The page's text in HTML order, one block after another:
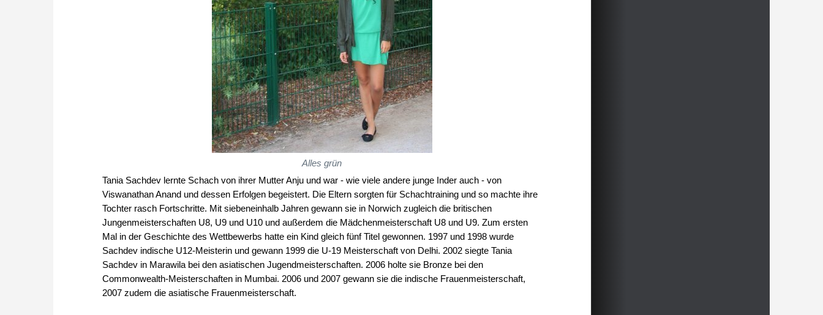
Alles grün
Tania Sachdev lernte Schach von ihrer Mutter Anju und war - wie viele andere junge Inder auch - von
Viswanathan Anand und dessen Erfolgen begeistert. Die Eltern sorgten für Schachtraining und so machte ihre
Tochter rasch Fortschritte. Mit siebeneinhalb Jahren gewann sie in Norwich zugleich die britischen
Jungenmeisterschaften U8, U9 und U10 und außerdem die Mädchenmeisterschaft U8 und U9. Zum ersten
Mal in der Geschichte des Wettbewerbs hatte ein Kind gleich fünf Titel gewonnen. 1997 und 1998 wurde
Sachdev indische U12-Meisterin und gewann 1999 die U-19 Meisterschaft von Delhi. 2002 siegte Tania
Sachdev in Marawila bei den asiatischen Jugendmeisterschaften. 2006 holte sie Bronze bei den
Commonwealth-Meisterschaften in Mumbai. 2006 und 2007 gewann sie die indische Frauenmeisterschaft,
2007 zudem die asiatische Frauenmeisterschaft.